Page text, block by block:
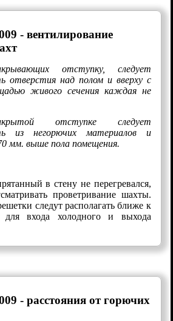
- вентилирование
отступку, следует
отверстия над полом и вверху с
живого сечения каждая не
отступке следует
из негорючих материалов и
мм. выше пола помещения.
в стену не перегревался,
проветривание шахты.
следут располагать ближе к
входа холодного и выхода
- расстояния от горючих